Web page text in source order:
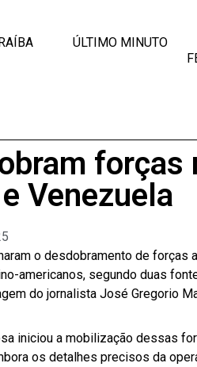
ÚLTIMO MINUTO
Venezuela
o desdobramento de
americanos, segundo duas
do jornalista José Gregorio
iniciou a mobilização dessas
os detalhes precisos da